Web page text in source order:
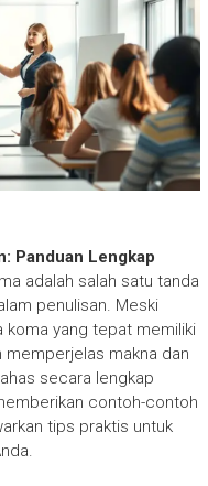
Panduan Lengkap
adalah salah satu tanda
penulisan. Meski
koma yang tepat memiliki
memperjelas makna dan
secara lengkap
contoh-contoh
tips praktis untuk